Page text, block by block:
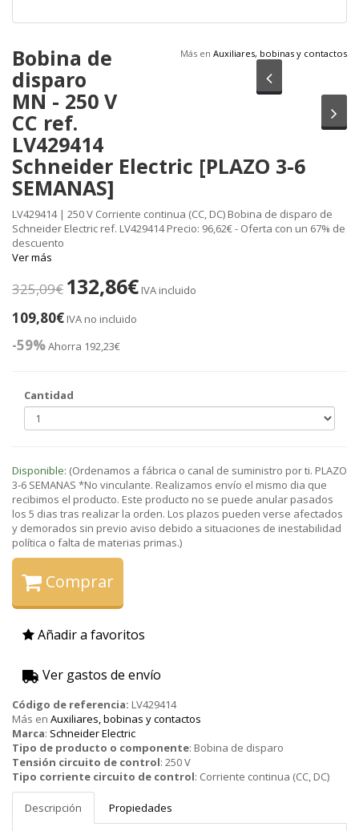
Más en Auxiliares, bobinas y contactos
Anterior
Bobina de
disparo
MN - 250 V
CC ref.
LV429414
Schneider Electric [PLAZO 3-6
SEMANAS]
LV429414 | 250 V Corriente continua (CC, DC) Bobina de disparo de
Schneider Electric ref. LV429414 Precio: 96,62€ - Oferta con un 67% de
descuento
Ver más
325,09€ 132,86€ IVA incluido
109,80€ IVA no incluido
-59%Ahorra 192,23€
Cantidad
Disponible: (Ordenamos a fábrica o canal de suministro por ti. PLAZO
3-6 SEMANAS *No vinculante. Realizamos envío el mismo dia que
recibimos el producto. Este producto no se puede anular pasados
los 5 dias tras realizar la orden. Los plazos pueden verse afectados
y demorados sin previo aviso debido a situaciones de inestabilidad
política o falta de materias primas.)
Comprar
Añadir a favoritos
Ver gastos de envío
Código de referencia: LV429414
Más en Auxiliares, bobinas y contactos
Marca: Schneider Electric
Tipo de producto o componente: Bobina de disparo
Tensión circuito de control: 250 V
Tipo corriente circuito de control: Corriente continua (CC, DC)
Descripción Propiedades